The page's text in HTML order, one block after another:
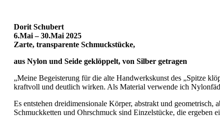
Dorit Schubert
6.Mai – 30.Mai 2025
Zarte, transparente Schmuckstücke,
aus Nylon und Seide geklöppelt, von Silber getragen
„Meine Begeisterung für die alte Handwerkskunst des „Spitze
kraftvoll und deutlich wirken. Als Material verwende ich
Es entstehen dreidimensionale Körper, abstrakt und
Schmuckketten und Ohrschmuck sind Einzelstücke, die ergeben